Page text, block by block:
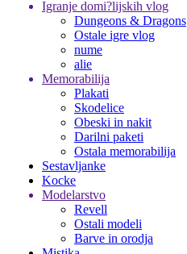
Igranje domi?lijskih vlog
Dungeons & Dragons
Ostale igre vlog
nume
alie
Memorabilija
Plakati
Skodelice
Obeski in nakit
Darilni paketi
Ostala memorabilija
Sestavljanke
Kocke
Modelarstvo
Revell
Ostali modeli
Barve in orodja